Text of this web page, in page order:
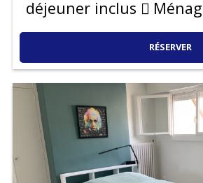
déjeuner inclus
RÉSERVER